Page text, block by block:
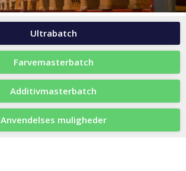
Ultrabatch
Farvemasterbatch
Additivmasterbatch
Anvendelses muligheder